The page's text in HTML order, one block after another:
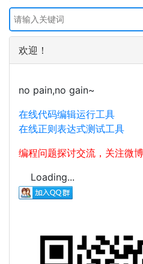
欢迎！
no pain,no gain~
在线代码编辑运行工具
在线正则表达式测试工具
编程问题探讨交流，关注微
Loading...